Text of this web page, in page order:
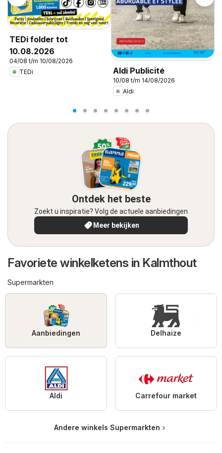
TEDi folder tot
10.08.2026
04/08 t/m 10/08/2026
TEDi
Aldi Publicité
10/08 t/m 14/08/2026
Aldi
Ontdek het beste
Zoekt u inspiratie? Volg de actuele aanbiedingen
Meer bekijken
Favoriete winkelketens in Kalmthout
Supermarkten
Aanbiedingen Delhaize
Aldi Carrefour market
Andere winkels Supermarkten